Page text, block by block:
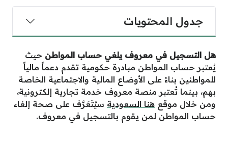
جدول المحتويات
هل التسجيل في معروف يلغي حساب المواطن حيث
يُعتبر حساب المواطن مبادرة حكومية تقدم دعماً مالياً
للمواطنين بناءً على الأوضاع المالية والاجتماعية الخاصة
بهم، بينما تُعتبر منصة معروف خدمة تجارية إلكترونية،
ومن خلال موقع هنا السعودية سيُتَعَرَّف على صحة إلغاء
حساب المواطن لمن يقوم بالتسجيل في معروف.